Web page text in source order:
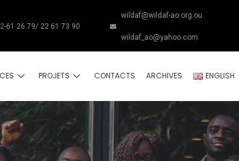
61 26 79/ 22 61 73 90
wildaf@wildaf-ao.org ou
wildaf_ao@yahoo.com
PROJETS CONTACTS ARCHIVES ENGLISH